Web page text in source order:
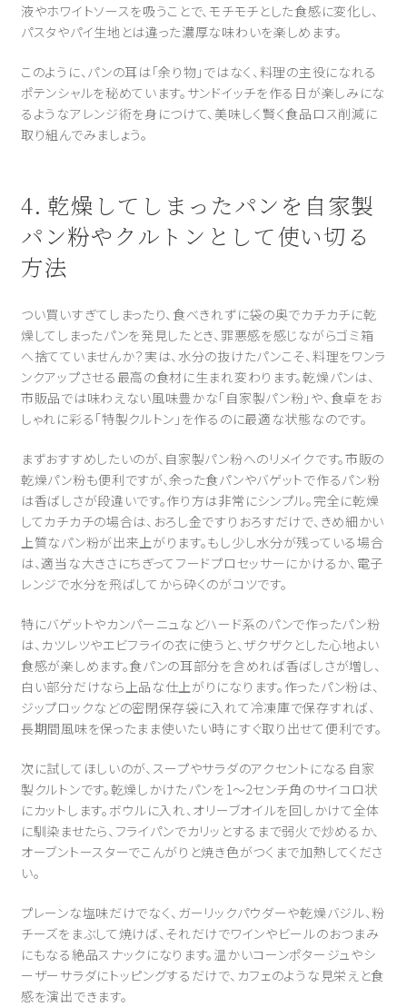
液やホワイトソースを吸うことで、モチモチとした食感に変化し、
パスタやパイ生地とは違った濃厚な味わいを楽しめます。
このように、パンの耳は「余り物」ではなく、料理の主役になれる
ポテンシャルを秘めています。サンドイッチを作る日が楽しみにな
るようなアレンジ術を身につけて、美味しく賢く食品ロス削減に
取り組んでみましょう。
4. 乾燥してしまったパンを自家製
パン粉やクルトンとして使い切る
方法
つい買いすぎてしまったり、食べきれずに袋の奥でカチカチに乾
燥してしまったパンを発見したとき、罪悪感を感じながらゴミ箱
へ捨てていませんか？実は、水分の抜けたパンこそ、料理をワンラ
ンクアップさせる最高の食材に生まれ変わります。乾燥パンは、
市販品では味わえない風味豊かな「自家製パン粉」や、食卓をお
しゃれに彩る「特製クルトン」を作るのに最適な状態なのです。
まずおすすめしたいのが、自家製パン粉へのリメイクです。市販の
乾燥パン粉も便利ですが、余った食パンやバゲットで作るパン粉
は香ばしさが段違いです。作り方は非常にシンプル。完全に乾燥
してカチカチの場合は、おろし金ですりおろすだけで、きめ細かい
上質なパン粉が出来上がります。もし少し水分が残っている場合
は、適当な大きさにちぎってフードプロセッサーにかけるか、電子
レンジで水分を飛ばしてから砕くのがコツです。
特にバゲットやカンパーニュなどハード系のパンで作ったパン粉
は、カツレツやエビフライの衣に使うと、ザクザクとした心地よい
食感が楽しめます。食パンの耳部分を含めれば香ばしさが増し、
白い部分だけなら上品な仕上がりになります。作ったパン粉は、
ジップロックなどの密閉保存袋に入れて冷凍庫で保存すれば、
長期間風味を保ったまま使いたい時にすぐ取り出せて便利です。
次に試してほしいのが、スープやサラダのアクセントになる自家
製クルトンです。乾燥しかけたパンを1～2センチ角のサイコロ状
にカットします。ボウルに入れ、オリーブオイルを回しかけて全体
に馴染ませたら、フライパンでカリッとするまで弱火で炒めるか、
オーブントースターでこんがりと焼き色がつくまで加熱してくださ
い。
プレーンな塩味だけでなく、ガーリックパウダーや乾燥バジル、粉
チーズをまぶして焼けば、それだけでワインやビールのおつまみ
にもなる絶品スナックになります。温かいコーンポタージュやシ
ーザーサラダにトッピングするだけで、カフェのような見栄えと食
感を演出できます。